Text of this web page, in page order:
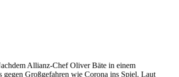
Allianz-Chef Oliver Bäte in einem
gegen Großgefahren wie Corona ins Spiel. Laut